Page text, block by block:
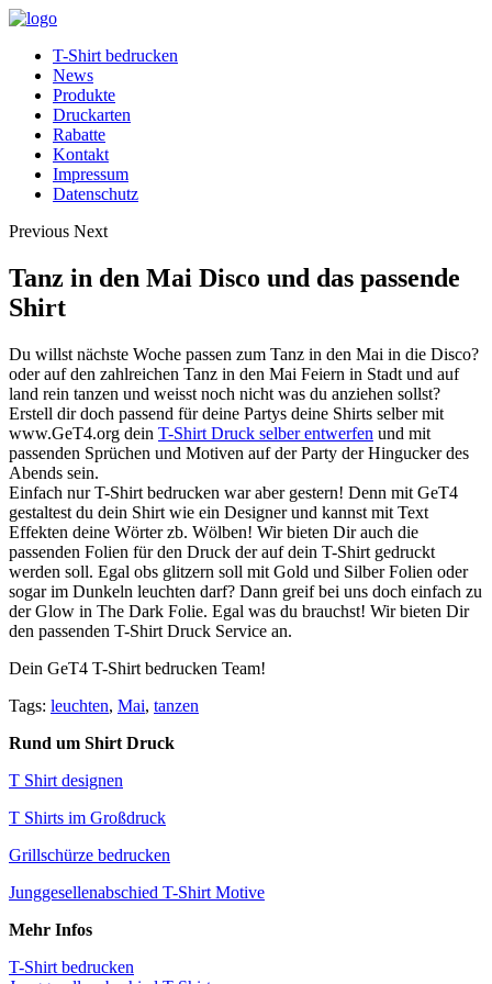
T-Shirt bedrucken
News
Produkte
Druckarten
Rabatte
Kontakt
Impressum
Datenschutz
Previous Next
Tanz in den Mai Disco und das passende
Shirt
Du willst nächste Woche passen zum Tanz in den Mai in die Disco?
oder auf den zahlreichen Tanz in den Mai Feiern in Stadt und auf
land rein tanzen und weisst noch nicht was du anziehen sollst?
Erstell dir doch passend für deine Partys deine Shirts selber mit
www.GeT4.org dein T-Shirt Druck selber entwerfen und mit
passenden Sprüchen und Motiven auf der Party der Hingucker des
Abends sein.
Einfach nur T-Shirt bedrucken war aber gestern! Denn mit GeT4
gestaltest du dein Shirt wie ein Designer und kannst mit Text
Effekten deine Wörter zb. Wölben! Wir bieten Dir auch die
passenden Folien für den Druck der auf dein T-Shirt gedruckt
werden soll. Egal obs glitzern soll mit Gold und Silber Folien oder
sogar im Dunkeln leuchten darf? Dann greif bei uns doch einfach zu
der Glow in The Dark Folie. Egal was du brauchst! Wir bieten Dir
den passenden T-Shirt Druck Service an.
Dein GeT4 T-Shirt bedrucken Team!
Tags: leuchten, Mai, tanzen
Rund um Shirt Druck
T Shirt designen
T Shirts im Großdruck
Grillschürze bedrucken
Junggesellenabschied T-Shirt Motive
Mehr Infos
T-Shirt bedrucken